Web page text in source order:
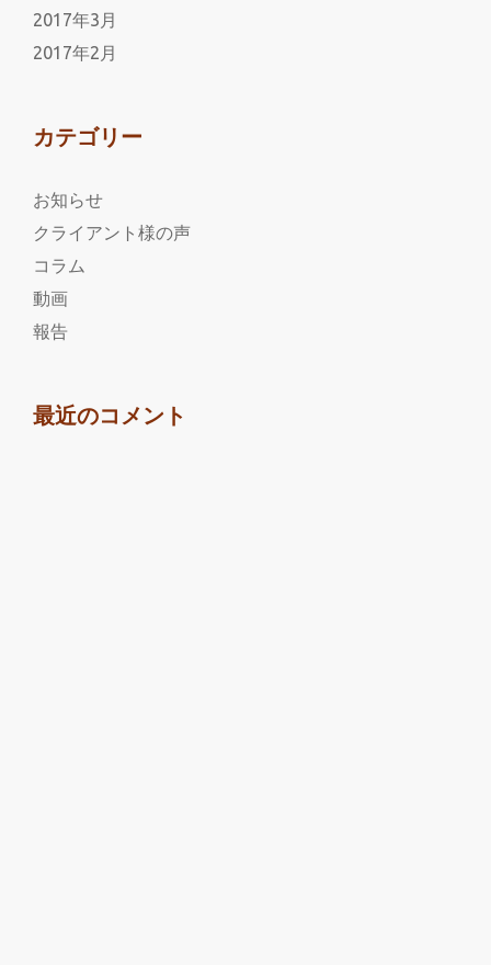
2017年3月
2017年2月
カテゴリー
お知らせ
クライアント様の声
コラム
動画
報告
最近のコメント